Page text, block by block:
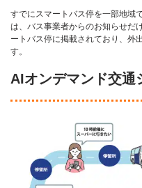
すでにスマートバス停を一部地域
は、バス事業者からのお知らせだ
ートバス停に掲載されており、外
す。
AIオンデマンド交通